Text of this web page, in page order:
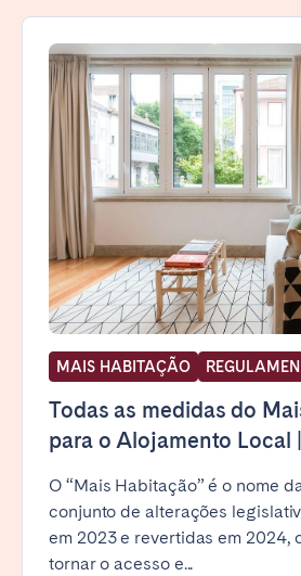
MAIS HABITAÇÃO
Todas as medidas do
para o Alojamento Local
O “Mais Habitação” é o nome
conjunto de alterações
em 2023 e revertidas em 2024,
tornar o acesso e...